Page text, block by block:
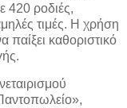
420 ροδιές,
τιμές. Η χρήση
καθοριστικό